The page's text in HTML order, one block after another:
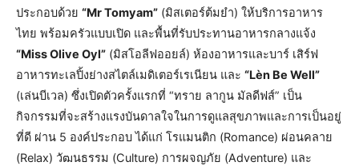
ประกอบด้วย “Mr Tomyam” (มิสเตอร์ต้มยำ) ให้บริการอาหาร
ไทย พร้อมครัวแบบเปิด และพื้นที่รับประทานอาหารกลางแจ้ง
“Miss Olive Oyl” (มิสโอลีฟออยล์) ห้องอาหารและบาร์ เสิร์ฟ
อาหารทะเลปิ้งย่างสไตล์เมดิเตอร์เรเนียน และ “Lèn Be Well”
(เล่นบีเวล) ซึ่งเปิดตัวครั้งแรกที่ “ทราย ลากูน มัลดีฟส์” เป็น
กิจกรรมที่จะสร้างแรงบันดาลใจในการดูแลสุขภาพและการเป็นอยู่
ที่ดี ผ่าน 5 องค์ประกอบ ได้แก่ โรแมนติก (Romance) ผ่อนคลาย
(Relax) วัฒนธรรม (Culture) การผจญภัย (Adventure) และ